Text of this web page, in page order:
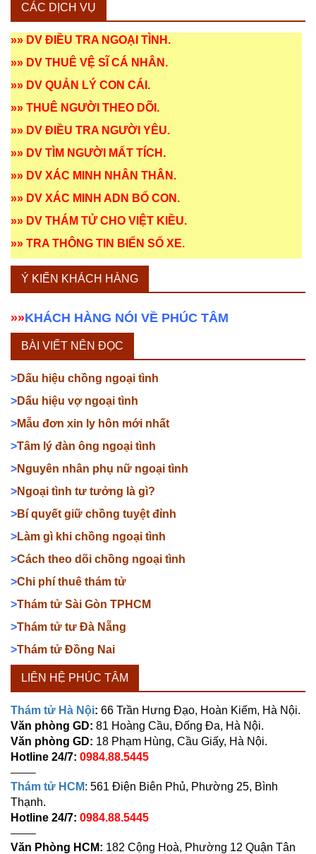
CÁC DỊCH VỤ
»» DV ĐIỀU TRA NGOẠI TÌNH .
»» DV THUÊ VỆ SĨ CÁ NHÂN .
»» DV QUẢN LÝ CON CÁI .
»» THUÊ NGƯỜI THEO DÕI .
»» DV ĐIỀU TRA NGƯỜI YÊU.
»» DV TÌM NGƯỜI MẤT TÍCH .
»» DV XÁC MINH NHÂN THÂN .
»» DV XÁC MINH ADN BỐ CON .
»» DV THÁM TỬ CHO VIỆT KIỀU.
»» TRA THÔNG TIN BIỂN SỐ XE.
Ý KIẾN KHÁCH HÀNG
»»KHÁCH HÀNG NÓI VỀ PHÚC TÂM
BÀI VIẾT NÊN ĐỌC
>Dấu hiệu chồng ngoại tình
>Dấu hiệu vợ ngoại tình
>Mẫu đơn xin ly hôn mới nhất
>Tâm lý đàn ông ngoại tình
>Nguyên nhân phụ nữ ngoại tình
>Ngoại tình tư tưởng là gì?
>Bí quyết giữ chồng tuyệt đỉnh
>Làm gì khi chồng ngoại tình
>Cách theo dõi chồng ngoại tình
>Chi phí thuê thám tử
>Thám tử Sài Gòn TPHCM
>Thám tử tư Đà Nẵng
>Thám tử Đồng Nai
LIÊN HỆ PHÚC TÂM
Thám tử Hà Nội: 66 Trần Hưng Đạo, Hoàn Kiếm, Hà Nội.
Văn phòng GD: 81 Hoàng Cầu, Đống Đa, Hà Nội.
Văn phòng GD: 18 Phạm Hùng, Cầu Giấy, Hà Nội.
Hotline 24/7: 0984.88.5445
——–
Thám tử HCM: 561 Điện Biên Phủ, Phường 25, Bình
Thạnh.
Hotline 24/7: 0984.88.5445
——–
Văn Phòng HCM: 182 Cộng Hoà, Phường 12 Quận Tân